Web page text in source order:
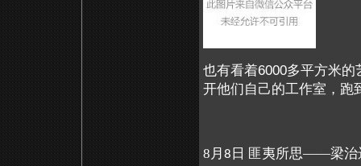
也有看着6000多平方米的
开他们自己的工作室，跑
8月 8 日 匪夷所思——梁治